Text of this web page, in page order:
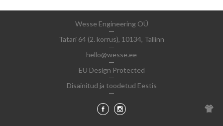
Wesse Engineering OÜ
Tatari 64 (2. korrus), 10134, Tallinn
hello@wesse.ee
EU Design Protected
Disainitud ja toodetud Eestis